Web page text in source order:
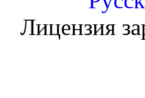
Лицензия